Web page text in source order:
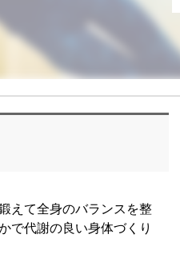
えて全身のバランスを整
で代謝の良い身体づくり